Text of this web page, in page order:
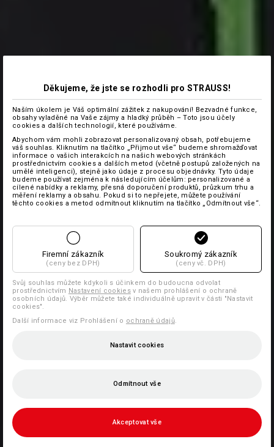
Děkujeme, že jste se rozhodli pro STRAUSS!
Naším úkolem je Váš optimální zážitek z nakupování! Bezvadné funkce,
obsahy vyladěné na Vaše zájmy a hladký průběh – Toto jsou účely
cookies a dalších technologií, které používáme.
Abychom vám mohli zobrazovat personalizovaný obsah, potřebujeme
váš souhlas. Kliknutím na tlačítko „Přijmout vše“ budeme shromažďovat
informace o vašich interakcích na našich webových stránkách
prostřednictvím cookies a dalších metod (včetně postupů založených na
umělé inteligenci), stejně jako údaje z procesu objednávky. Tyto údaje
budeme používat zejména k následujícím účelům: personalizované a
cílené nabídky a reklamy, přesná doporučení produktů, průzkum trhu a
měření reklamy a obsahu. Pokud si to nepřejete, můžete používání
těchto cookies a metod odmítnout kliknutím na tlačítko „Odmítnout vše“.
Firemní zákazník
(ceny bez DPH)
Soukromý zákazník
(ceny vč. DPH)
Svůj souhlas můžete kdykoli s účinkem do budoucna odvolat
prostřednictvím Nastavení cookiesv našem prohlášení o ochraně
osobních údajů. Výběr můžete také individuálně upravit v části "Nastavit
cookies".
Další informace viz Prohlášení o ochraně údajů.
Nastavit cookies
Odmítnout vše
Akceptovat vše